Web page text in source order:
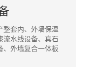
整套内、外墙保温
流水线设备、真石
、外墙复合一体板